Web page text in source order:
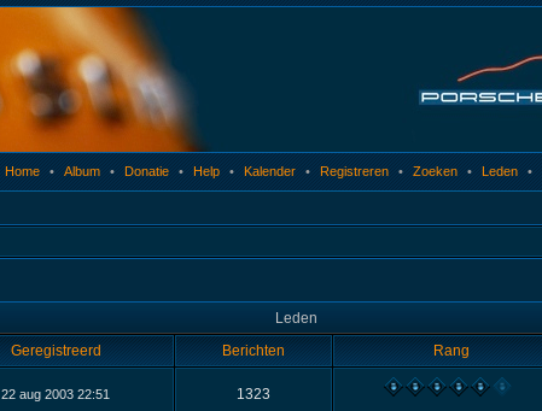
Home • Album • Donatie • Help • Kalender • Registreren • Zoeken • Leden •
Leden
Geregistreerd Berichten Rang
22 aug 2003 22:51 1323